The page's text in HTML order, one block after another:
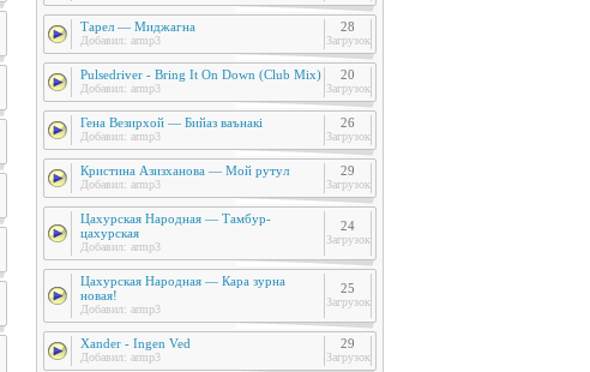
Тарел — Миджагна
Добавил: armp3
28
Загрузок
Pulsedriver - Bring It On Down (Club Mix)
Добавил: armp3
20
Загрузок
Гена Везирхой — Бийаз ваънакi
Добавил: armp3
26
Загрузок
Кристина Азизханова — Мой рутул
Добавил: armp3
29
Загрузок
Цахурская Народная — Тамбур-
цахурская
Добавил: armp3
24
Загрузок
Цахурская Народная — Кара зурна
новая!
Добавил: armp3
25
Загрузок
Xander - Ingen Ved
Добавил: armp3
29
Загрузок